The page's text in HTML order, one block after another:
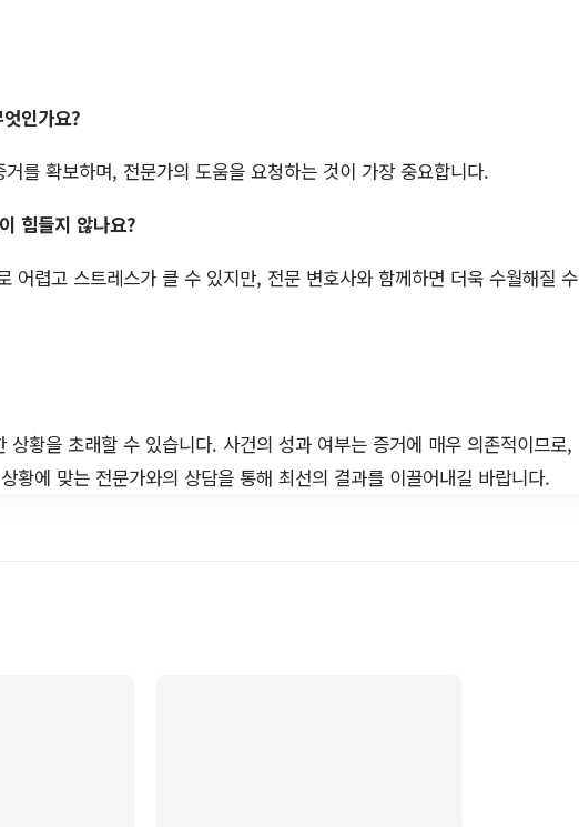
인가요?
를 확보하며, 전문가의 도움을 요청하는 것이 가장 중요합니다.
힘들지 않나요?
어렵고 스트레스가 클 수 있지만, 전문 변호사와 함께하면 더욱 수월해질 수
상황을 초래할 수 있습니다. 사건의 성과 여부는 증거에 매우 의존적이므로,
황에 맞는 전문가와의 상담을 통해 최선의 결과를 이끌어내길 바랍니다.